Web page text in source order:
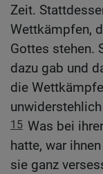
Zeit.
Wettkämpfen,
Gottes stehen.
dazu gab und
die
15 Was bei
hatte, war
sie ganz